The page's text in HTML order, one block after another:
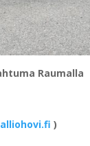
Raumalla
)